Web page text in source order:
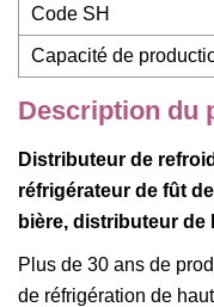
Code SH
Capacité de
Description du
Distributeur de
réfrigérateur de fût
bière, distributeur de
Plus de 30 ans de
de réfrigération de